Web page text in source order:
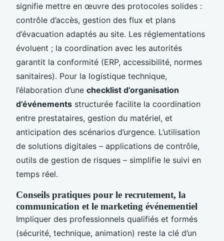
signifie mettre en œuvre des protocoles solides :
contrôle d’accès, gestion des flux et plans
d’évacuation adaptés au site. Les réglementations
évoluent ; la coordination avec les autorités
garantit la conformité (ERP, accessibilité, normes
sanitaires). Pour la logistique technique,
l’élaboration d’une checklist d’organisation
d’événements structurée facilite la coordination
entre prestataires, gestion du matériel, et
anticipation des scénarios d’urgence. L’utilisation
de solutions digitales – applications de contrôle,
outils de gestion de risques – simplifie le suivi en
temps réel.
Conseils pratiques pour le recrutement, la
communication et le marketing événementiel
Impliquer des professionnels qualifiés et formés
(sécurité, technique, animation) reste la clé d’un